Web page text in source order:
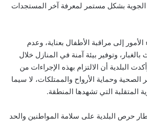
الجوية بشكل مستمر لمعرفة آخر المستجدات
الأمور إلى مراقبة الأطفال بعناية، وعدم
وتوفير بيئة آمنة في المنازل خلال
البلدية أن الالتزام بهذه الإجراءات من
وحماية الأرواح والممتلكات، لا سيما
التي تشهدها المنطقة.
حرص البلدية على سلامة المواطنين والحد